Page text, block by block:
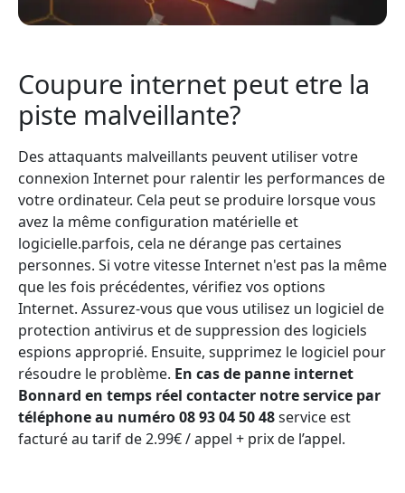
Coupure internet peut etre la
piste malveillante?
Des attaquants malveillants peuvent utiliser votre
connexion Internet pour ralentir les performances de
votre ordinateur. Cela peut se produire lorsque vous
avez la même configuration matérielle et
logicielle.parfois, cela ne dérange pas certaines
personnes. Si votre vitesse Internet n'est pas la même
que les fois précédentes, vérifiez vos options
Internet. Assurez-vous que vous utilisez un logiciel de
protection antivirus et de suppression des logiciels
espions approprié. Ensuite, supprimez le logiciel pour
résoudre le problème. En cas de panne internet
Bonnard en temps réel contacter notre service par
téléphone au numéro 08 93 04 50 48service est
facturé au tarif de 2.99€ / appel + prix de l’appel.